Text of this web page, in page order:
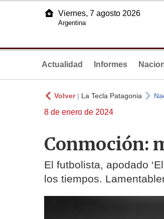
Viernes, 7 agosto 2026
Argentina
Actualidad Informes
Volver| La Tecla Patagonia
8 de enero de 2024
Conmoción:
El futbolista, apodado
los tiempos.